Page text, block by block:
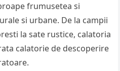
frumusetea si
si urbane. De la campii
la sate rustice, calatoria
calatorie de descoperire